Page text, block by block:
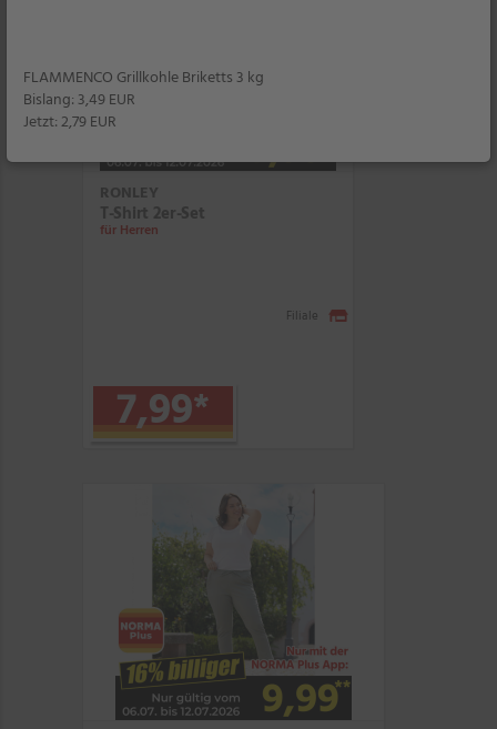
RONLEY
T-Shirt 2er-Set
für Herren
7,99*
Filiale
FLAMMENCO Grillkohle Briketts 3 kg
Bislang: 3,49 EUR
Jetzt: 2,79 EUR